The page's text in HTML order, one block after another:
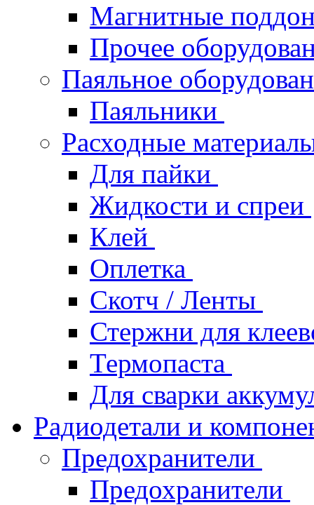
Магнитные
Прочее
Паяльное
Паяльники
Расходные
Для пайки
Жидкости и спреи
Клей
Оплетка
Скотч / Ленты
Стержни для
Термопаста
Для сварки
Радиодетали и
Предохранители
Предохранители